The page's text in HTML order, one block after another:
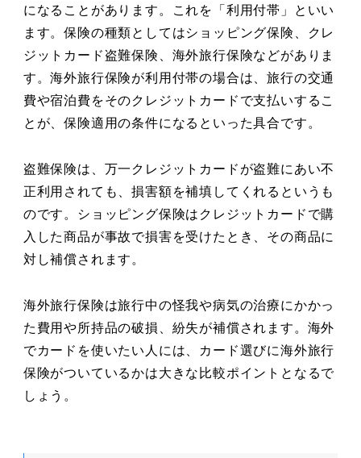
になることがあります。これを「利用付帯」といい
ます。保険の種類としてはショッピング保険、クレ
ジットカード盗難保険、海外旅行保険などがありま
す。海外旅行保険が利用付帯の場合は、旅行の交通
費や宿泊費をそのクレジットカードで支払いするこ
とが、保険適用の条件になるといった具合です。
盗難保険は、万一クレジットカードが盗難にあい不
正利用されても、損害額を補填してくれるというも
のです。ショッピング保険はクレジットカードで購
入した商品が事故で損害を受けたとき、その商品に
対し補償されます。
海外旅行保険は旅行中の怪我や病気の治療にかかっ
た費用や所持品の破損、紛失が補償されます。海外
でカードを使いたい人には、カード選びに海外旅行
保険がついているかは大きな比較ポイントとなるで
しょう。